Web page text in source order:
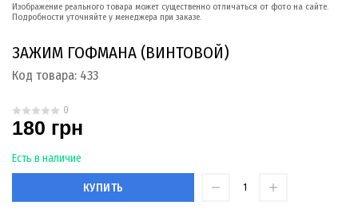
Изображение реального товара может существенно отличаться от фото на сайте.
Подробности уточняйте у менеджера при заказе.
ЗАЖИМ ГОФМАНА (ВИНТОВОЙ)
Код товара: 433
0
180 грн
Есть в наличие
КУПИТЬ